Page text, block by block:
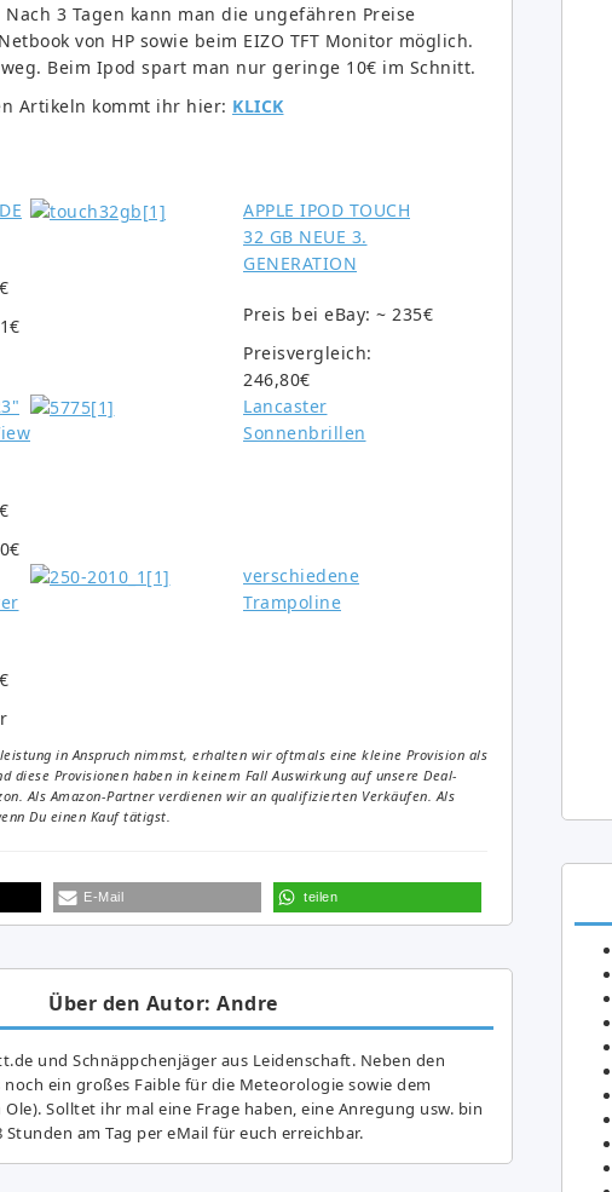
3 Tagen kann man die ungefähren Preise
von HP sowie beim EIZO TFT Monitor möglich.
Beim Ipod spart man nur geringe 10€ im Schnitt.
Artikeln kommt ihr hier: KLICK
APPLE IPOD TOUCH
32 GB NEUE 3.
GENERATION
Preis bei eBay: ~ 235€
Preisvergleich:
246,80€
Lancaster
Sonnenbrillen
verschiedene
Trampoline
in Anspruch nimmst, erhalten wir oftmals eine kleine Provision als
diese Provisionen haben in keinem Fall Auswirkung auf unsere Deal-
Als Amazon-Partner verdienen wir an qualifizierten Verkäufen. Als
Du einen Kauf tätigst.
E-Mail teilen
Über den Autor: Andre
und Schnäppchenjäger aus Leidenschaft. Neben den
ein großes Fai­ble für die Meteorologie sowie dem
Solltet ihr mal eine Frage haben, eine Anregung usw. bin
am Tag per eMail für euch erreichbar.